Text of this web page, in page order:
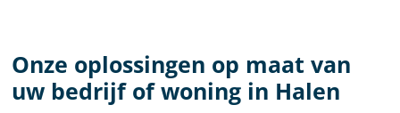
Onze oplossingen op maat van
uw bedrijf of woning in Halen